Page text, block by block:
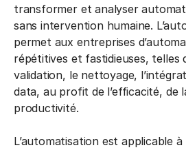
transformer et analyser
sans intervention humaine.
permet aux entreprises
répétitives et fastidieuses, telles
validation, le nettoyage,
data, au profit de l’efficacité, de
productivité.
L’automatisation est applicable